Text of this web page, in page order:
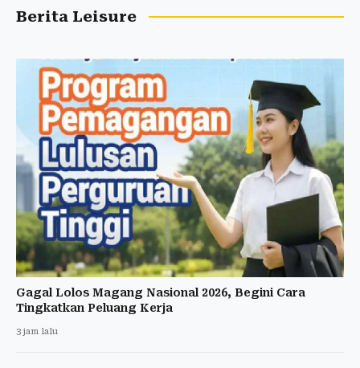
Berita Leisure
Gagal Lolos Magang Nasional 2026, Begini Cara
Tingkatkan Peluang Kerja
3 jam lalu